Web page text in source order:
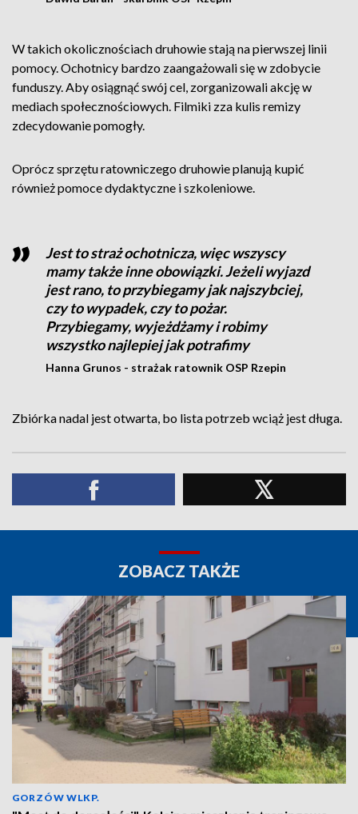
W takich okolicznościach druhowie stają na pierwszej linii
pomocy. Ochotnicy bardzo zaangażowali się w zdobycie
funduszy. Aby osiągnąć swój cel, zorganizowali akcję w
mediach społecznościowych. Filmiki zza kulis remizy
zdecydowanie pomogły.
Oprócz sprzętu ratowniczego druhowie planują kupić
również pomoce dydaktyczne i szkoleniowe.
Jest to straż ochotnicza, więc wszyscy
mamy także inne obowiązki. Jeżeli wyjazd
jest rano, to przybiegamy jak najszybciej,
czy to wypadek, czy to pożar.
Przybiegamy, wyjeżdżamy i robimy
wszystko najlepiej jak potrafimy
Hanna Grunos - strażak ratownik OSP Rzepin
Zbiórka nadal jest otwarta, bo lista potrzeb wciąż jest długa.
ZOBACZ TAKŻE
GORZÓW WLKP.